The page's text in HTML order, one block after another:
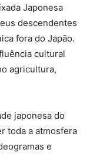
Japonesa
descendentes
fora do Japão.
cultural
agricultura,
japonesa do
toda a atmosfera
e